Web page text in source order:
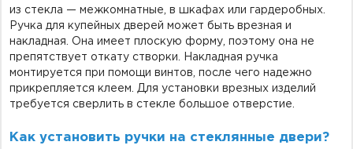
из стекла — межкомнатные, в шкафах или гардеробных.
Ручка для купейных дверей может быть врезная и
накладная. Она имеет плоскую форму, поэтому она не
препятствует откату створки. Накладная ручка
монтируется при помощи винтов, после чего надежно
прикрепляется клеем. Для установки врезных изделий
требуется сверлить в стекле большое отверстие.
Как установить ручки на стеклянные двери?